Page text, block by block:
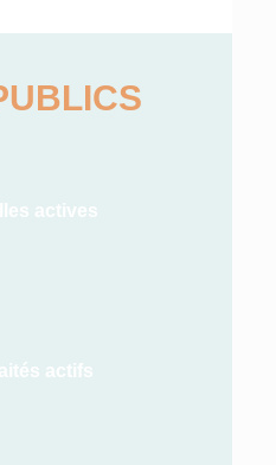
actives
actifs